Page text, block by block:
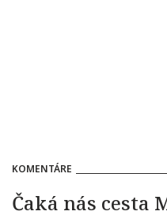
KOMENTÁRE
Čaká nás cesta